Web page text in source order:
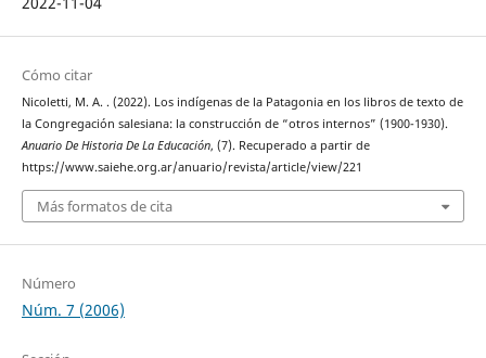
Cómo citar
Nicoletti, M. A. . (2022). Los indígenas de la Patagonia en los libros de texto de
la Congregación salesiana: la construcción de “otros internos” (1900-1930).
Anuario De Historia De La Educación, (7). Recuperado a partir de
https://www.saiehe.org.ar/anuario/revista/article/view/221
Más formatos de cita
Número
Núm. 7 (2006)